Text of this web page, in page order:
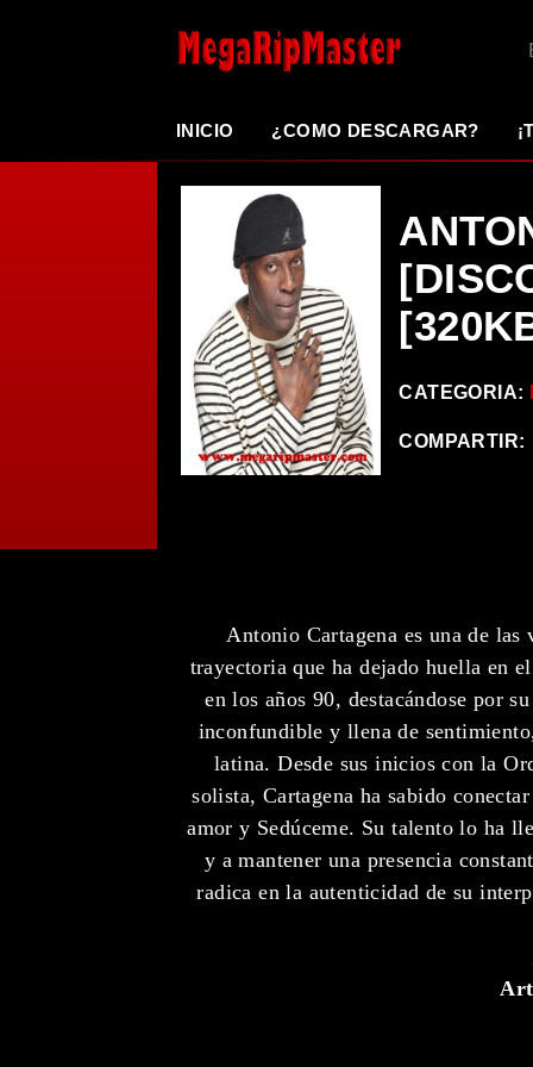
INICIO ¿COMO DESCARGAR?
CATEGORIA:
COMPARTIR:
Antonio Cartagena es una de las
trayectoria que ha dejado huella en
en los años 90, destacándose por
inconfundible y llena de
latina. Desde sus inicios con la
solista, Cartagena ha sabido
amor y Sedúceme. Su talento lo ha
y a mantener una presencia
radica en la autenticidad de su